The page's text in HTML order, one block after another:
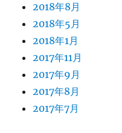
2018年8月
2018年5月
2018年1月
2017年11月
2017年9月
2017年8月
2017年7月